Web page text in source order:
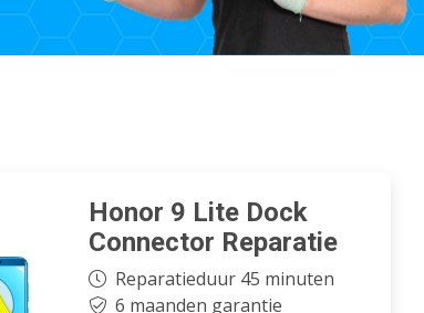
Honor 9 Lite Dock
Connector Reparatie
Reparatieduur 45 minuten
6 maanden garantie